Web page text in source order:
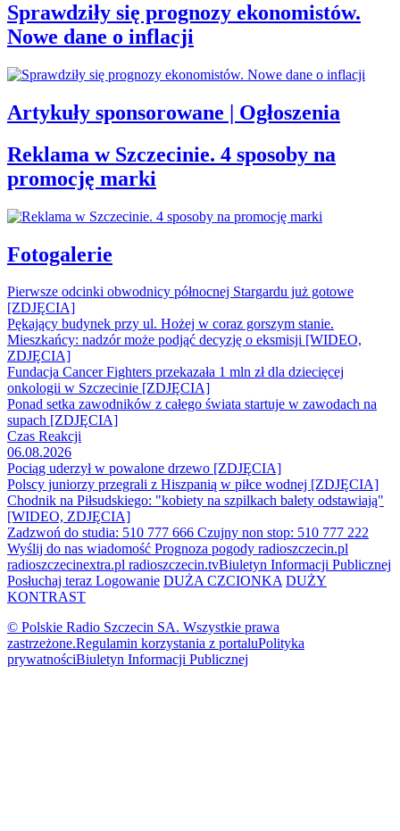
Sprawdziły się prognozy ekonomistów.
Nowe dane o inflacji
Artykuły sponsorowane | Ogłoszenia
Reklama w Szczecinie. 4 sposoby na
promocję marki
Fotogalerie
Pierwsze odcinki obwodnicy północnej Stargardu już gotowe
[ZDJĘCIA]
Pękający budynek przy ul. Hożej w coraz gorszym stanie.
Mieszkańcy: nadzór może podjąć decyzję o eksmisji [WIDEO,
ZDJĘCIA]
Fundacja Cancer Fighters przekazała 1 mln zł dla dziecięcej
onkologii w Szczecinie [ZDJĘCIA]
Ponad setka zawodników z całego świata startuje w zawodach na
supach [ZDJĘCIA]
Czas Reakcji
06.08.2026
Pociąg uderzył w powalone drzewo [ZDJĘCIA]
Polscy juniorzy przegrali z Hiszpanią w piłce wodnej [ZDJĘCIA]
Chodnik na Piłsudskiego: "kobiety na szpilkach balety odstawiają"
[WIDEO, ZDJĘCIA]
Zadzwoń do studia: 510 777 666 Czujny non stop: 510 777 222
Wyślij do nas wiadomość Prognoza pogody radioszczecin.pl
radioszczecinextra.pl radioszczecin.tvBiuletyn Informacji Publicznej
Posłuchaj teraz Logowanie DUŻA CZCIONKA DUŻY
KONTRAST
© Polskie Radio Szczecin SA. Wszystkie prawa
zastrzeżone.Regulamin korzystania z portaluPolityka
prywatnościBiuletyn Informacji Publicznej